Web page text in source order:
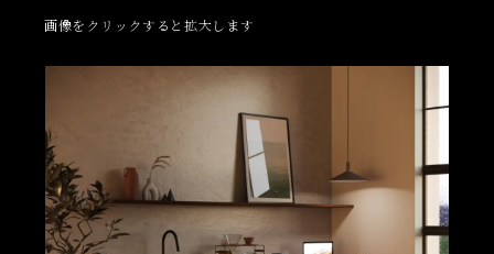
画像をクリックすると拡大します